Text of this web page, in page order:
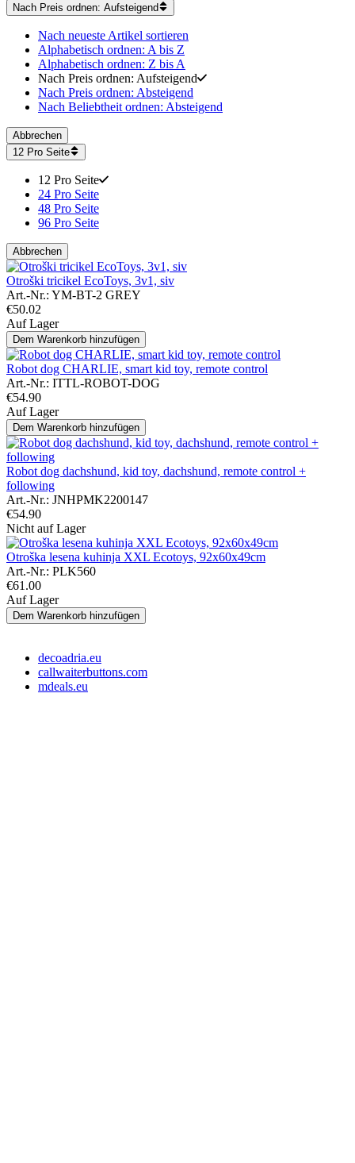
Nach Preis ordnen: Aufsteigend
Nach neueste Artikel sortieren
Alphabetisch ordnen: A bis Z
Alphabetisch ordnen: Z bis A
Nach Preis ordnen: Aufsteigend
Nach Preis ordnen: Absteigend
Nach Beliebtheit ordnen: Absteigend
Abbrechen
12 Pro Seite
12 Pro Seite
24 Pro Seite
48 Pro Seite
96 Pro Seite
Abbrechen
Otroški tricikel EcoToys, 3v1, siv
Art.-Nr.: YM-BT-2 GREY
€50.02
Auf Lager
Dem Warenkorb hinzufügen
Robot dog CHARLIE, smart kid toy, remote control
Art.-Nr.: ITTL-ROBOT-DOG
€54.90
Auf Lager
Dem Warenkorb hinzufügen
Robot dog dachshund, kid toy, dachshund, remote control +
following
Art.-Nr.: JNHPMK2200147
€54.90
Nicht auf Lager
Otroška lesena kuhinja XXL Ecotoys, 92x60x49cm
Art.-Nr.: PLK560
€61.00
Auf Lager
Dem Warenkorb hinzufügen
decoadria.eu
callwaiterbuttons.com
mdeals.eu